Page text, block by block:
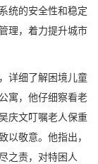
统的安全性和稳定
理，着力提升城市
详细了解困境儿童
寓，他仔细察看老
庆文叮嘱老人保重
以敬意。他指出，
之责，对特困人